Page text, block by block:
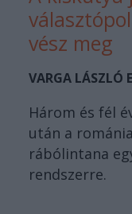
vész meg
VARGA LÁSZLÓ
Három és fél
után a
rábólintana
rendszerre.